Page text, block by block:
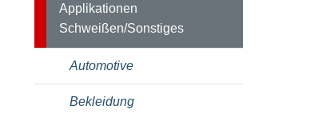
Applikationen
Schweißen/Sonstiges
Automotive
Bekleidung